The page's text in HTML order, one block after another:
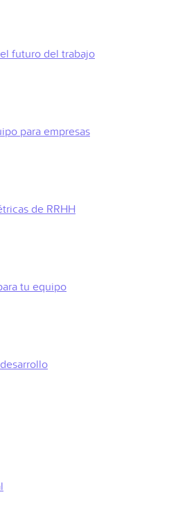
futuro del trabajo
para empresas
de RRHH
tu equipo